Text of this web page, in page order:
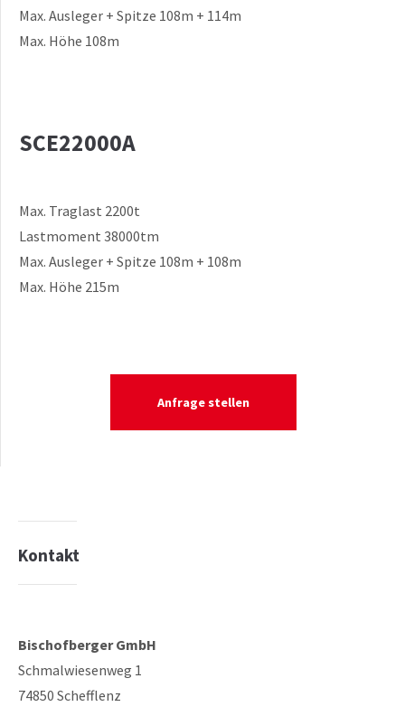
Max. Ausleger + Spitze 108m + 114m
Max. Höhe 108m
SCE22000A
Max. Traglast 2200t
Lastmoment 38000tm
Max. Ausleger + Spitze 108m + 108m
Max. Höhe 215m
Anfrage stellen
Kontakt
Bischofberger GmbH
Schmalwiesenweg 1
74850 Schefflenz